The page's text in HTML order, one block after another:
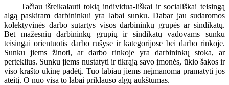
Tačiau išreikalauti tokią individua-liškai ir sociališkai teisingą
algą paskiram darbininkui yra labai sunku. Dabar jau sudaromos
kolektyvinės darbo sutartys visos darbininkų grupės ar sindikatų.
Bet mažesnių darbininkų grupių ir sindikatų vadovams sunku
teisingai orientuotis darbo rūšyse ir kategorijose bei darbo rinkoje.
Sunku jiems žinoti, ar darbo rinkoje yra darbininkų stoka, ar
perteklius. Sunku jiems nustatyti ir tikrąją savo įmonės, ūkio šakos ir
viso krašto ūkinę padėtį. Tuo labiau jiems neįmanoma pramatyti jos
ateitį. O nuo visa to labai priklauso algų aukštumas.